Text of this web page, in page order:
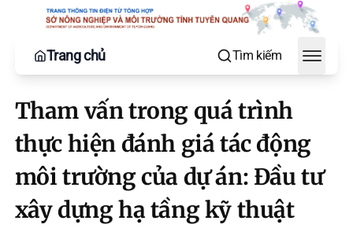
Trang chủ Tìm kiếm
Toggle
Tham vấn trong quá trình
thực hiện đánh giá tác động
môi trường của dự án: Đầu tư
xây dựng hạ tầng kỹ thuật